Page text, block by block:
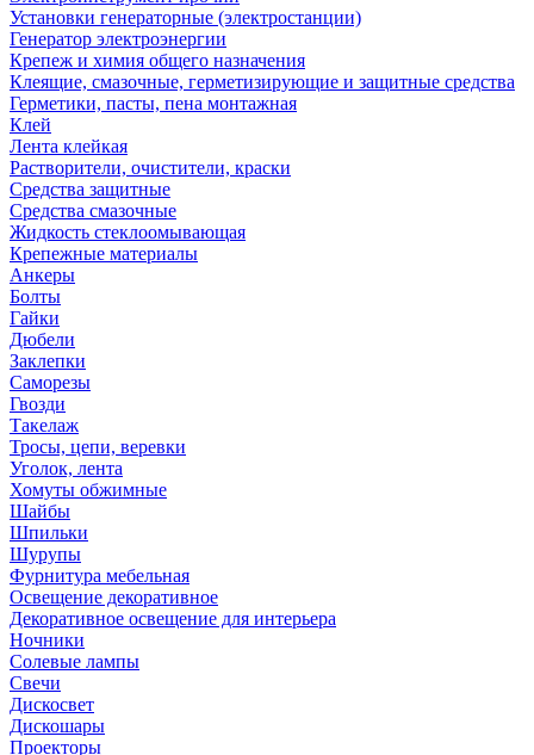
Установки генераторные (электростанции)
Генератор электроэнергии
Крепеж и химия общего назначения
Клеящие, смазочные, герметизирующие и защитные средства
Герметики, пасты, пена монтажная
Клей
Лента клейкая
Растворители, очистители, краски
Средства защитные
Средства смазочные
Жидкость стеклоомывающая
Крепежные материалы
Анкеры
Болты
Гайки
Дюбели
Заклепки
Саморезы
Гвозди
Такелаж
Тросы, цепи, веревки
Уголок, лента
Хомуты обжимные
Шайбы
Шпильки
Шурупы
Фурнитура мебельная
Освещение декоративное
Декоративное освещение для интерьера
Ночники
Солевые лампы
Свечи
Дискосвет
Дискошары
Проекторы